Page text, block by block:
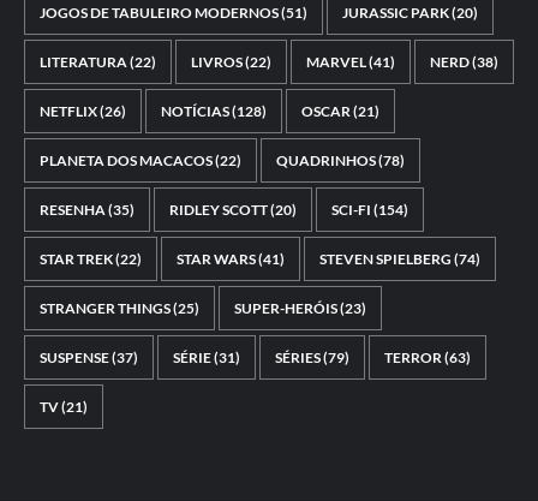
JOGOS DE TABULEIRO MODERNOS(51) JURASSIC PARK(20)
LITERATURA(22) LIVROS(22) MARVEL(41) NERD(38)
NETFLIX(26) NOTÍCIAS(128) OSCAR(21)
PLANETA DOS MACACOS(22) QUADRINHOS(78)
RESENHA(35) RIDLEY SCOTT(20) SCI-FI (154)
STAR TREK(22) STAR WARS(41) STEVEN SPIELBERG (74)
STRANGER THINGS(25) SUPER-HERÓIS(23)
SUSPENSE(37) SÉRIE(31) SÉRIES(79) TERROR(63)
TV(21)